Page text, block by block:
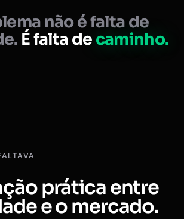
não é falta de
É falta de caminho.
prática entre
e o mercado.